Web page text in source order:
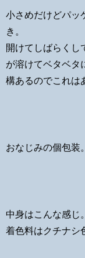
小さめだけどパッ
き。
開けてしばらくし
が溶けてベタベタ
構あるのでこれは
おなじみの個包装。
中身はこんな感じ。
着色料はクチナシ